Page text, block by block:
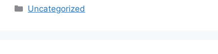
Рубрики
Uncategorized